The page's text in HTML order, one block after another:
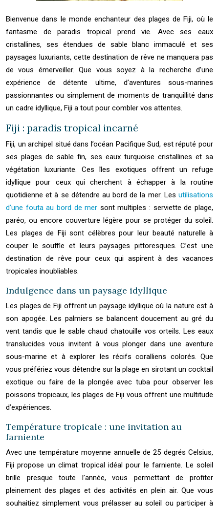
Bienvenue dans le monde enchanteur des plages de Fiji, où le
fantasme de paradis tropical prend vie. Avec ses eaux
cristallines, ses étendues de sable blanc immaculé et ses
paysages luxuriants, cette destination de rêve ne manquera pas
de vous émerveiller. Que vous soyez à la recherche d’une
expérience de détente ultime, d’aventures sous-marines
passionnantes ou simplement de moments de tranquillité dans
un cadre idyllique, Fiji a tout pour combler vos attentes.
Fiji : paradis tropical incarné
Fiji, un archipel situé dans l’océan Pacifique Sud, est réputé pour
ses plages de sable fin, ses eaux turquoise cristallines et sa
végétation luxuriante. Ces îles exotiques offrent un refuge
idyllique pour ceux qui cherchent à échapper à la routine
quotidienne et à se détendre au bord de la mer. Les utilisations
d’une fouta au bord de mer sont multiples : serviette de plage,
paréo, ou encore couverture légère pour se protéger du soleil.
Les plages de Fiji sont célèbres pour leur beauté naturelle à
couper le souffle et leurs paysages pittoresques. C’est une
destination de rêve pour ceux qui aspirent à des vacances
tropicales inoubliables.
Indulgence dans un paysage idyllique
Les plages de Fiji offrent un paysage idyllique où la nature est à
son apogée. Les palmiers se balancent doucement au gré du
vent tandis que le sable chaud chatouille vos orteils. Les eaux
translucides vous invitent à vous plonger dans une aventure
sous-marine et à explorer les récifs coralliens colorés. Que
vous préfériez vous détendre sur la plage en sirotant un cocktail
exotique ou faire de la plongée avec tuba pour observer les
poissons tropicaux, les plages de Fiji vous offrent une multitude
d’expériences.
Température tropicale : une invitation au
farniente
Avec une température moyenne annuelle de 25 degrés Celsius,
Fiji propose un climat tropical idéal pour le farniente. Le soleil
brille presque toute l’année, vous permettant de profiter
pleinement des plages et des activités en plein air. Que vous
souhaitiez simplement vous prélasser au soleil ou participer à